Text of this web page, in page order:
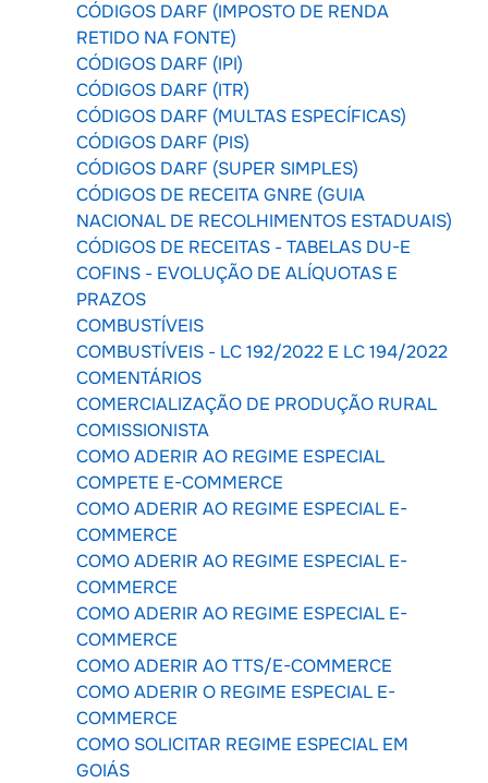
CÓDIGOS DARF (IMPOSTO DE RENDA
RETIDO NA FONTE)
CÓDIGOS DARF (IPI)
CÓDIGOS DARF (ITR)
CÓDIGOS DARF (MULTAS ESPECÍFICAS)
CÓDIGOS DARF (PIS)
CÓDIGOS DARF (SUPER SIMPLES)
CÓDIGOS DE RECEITA GNRE (GUIA
NACIONAL DE RECOLHIMENTOS ESTADUAIS)
CÓDIGOS DE RECEITAS - TABELAS DU-E
COFINS - EVOLUÇÃO DE ALÍQUOTAS E
PRAZOS
COMBUSTÍVEIS
COMBUSTÍVEIS - LC 192/2022 E LC 194/2022
COMENTÁRIOS
COMERCIALIZAÇÃO DE PRODUÇÃO RURAL
COMISSIONISTA
COMO ADERIR AO REGIME ESPECIAL
COMPETE E-COMMERCE
COMO ADERIR AO REGIME ESPECIAL E-
COMMERCE
COMO ADERIR AO REGIME ESPECIAL E-
COMMERCE
COMO ADERIR AO REGIME ESPECIAL E-
COMMERCE
COMO ADERIR AO TTS/E-COMMERCE
COMO ADERIR O REGIME ESPECIAL E-
COMMERCE
COMO SOLICITAR REGIME ESPECIAL EM
GOIÁS